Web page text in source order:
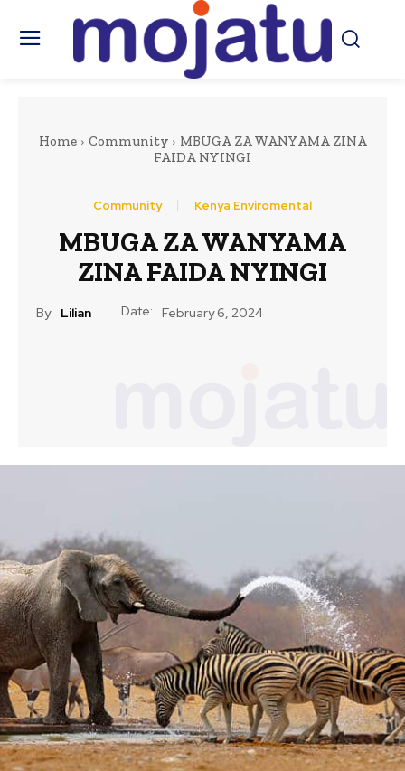
Home Community
MBUGA ZA WANYAMA ZINA
FAIDA NYINGI
Community Kenya Enviromental
MBUGA ZA WANYAMA
ZINA FAIDA NYINGI
By: Lilian Date: February 6, 2024